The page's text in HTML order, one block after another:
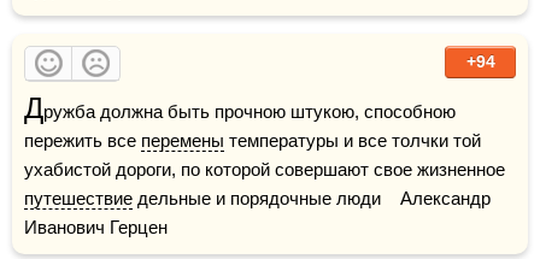
+94
Дружба должна быть прочною штукою, способною
пережить все перемены температуры и все толчки той
путешествие дельные и порядочные люди    Александр
Иванович Герцен